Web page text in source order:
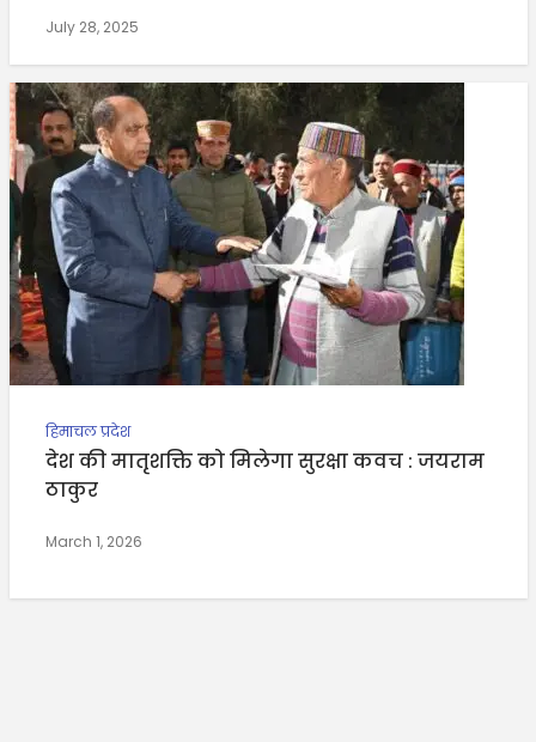
July 28, 2025
हिमाचल प्रदेश
देश की मातृशक्ति को मिलेगा सुरक्षा कवच : जयराम
ठाकुर
March 1, 2026